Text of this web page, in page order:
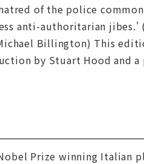
of the police
anti-authoritarian jibes.'
Billington) This
by Stuart Hood and a
Prize winning Italian